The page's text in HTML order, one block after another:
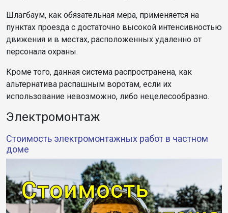
Шлагбаум, как обязательная мера, применяется на
пунктах проезда с достаточно высокой интенсивностью
движения и в местах, расположенных удаленно от
персонала охраны.
Кроме того, данная система распространена, как
альтернатива распашным воротам, если их
использование невозможно, либо нецелесообразно.
Электромонтаж
Стоимость электромонтажных работ в частном
доме